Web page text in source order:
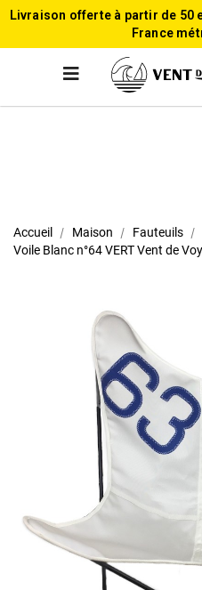
Livraison offerte à partir de 50
France
Accueil Maison Fauteuils
Voile Blanc n°64 VERT Vent de